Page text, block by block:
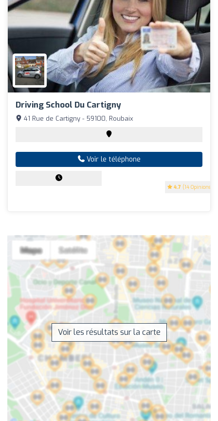
Driving School Du Cartigny
4.7 (14 Opinions)
41 Rue de Cartigny - 59100, Roubaix
Voir le téléphone
Voir les résultats sur la carte